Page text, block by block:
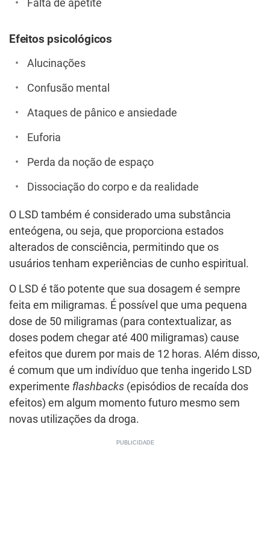
Falta de apetite
Efeitos psicológicos
Alucinações
Confusão mental
Ataques de pânico e ansiedade
Euforia
Perda da noção de espaço
Dissociação do corpo e da realidade
O LSD também é considerado uma substância
enteógena, ou seja, que proporciona estados
alterados de consciência, permitindo que os
usuários tenham experiências de cunho espiritual.
O LSD é tão potente que sua dosagem é sempre
feita em miligramas. É possível que uma pequena
dose de 50 miligramas (para contextualizar, as
doses podem chegar até 400 miligramas) cause
efeitos que durem por mais de 12 horas. Além disso,
é comum que um indivíduo que tenha ingerido LSD
experimente flashbacks (episódios de recaída dos
efeitos) em algum momento futuro mesmo sem
novas utilizações da droga.